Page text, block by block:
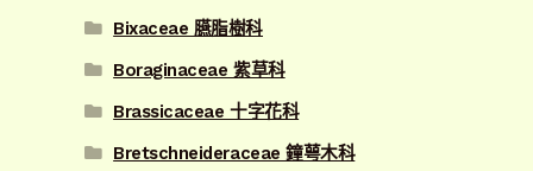
Bixaceae 臙脂樹科
Boraginaceae 紫草科
Brassicaceae 十字花科
Bretschneideraceae 鐘萼木科